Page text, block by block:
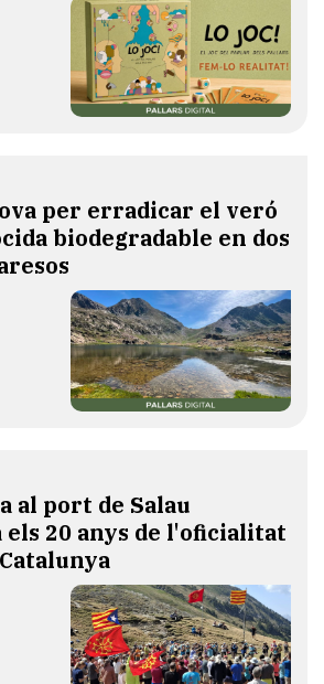
per erradicar el veró
biodegradable en dos
al port de Salau
els 20 anys de l'oficialitat